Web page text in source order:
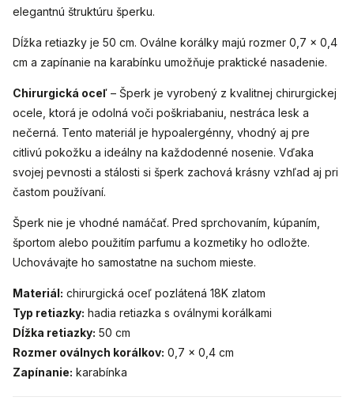
elegantnú štruktúru šperku.
Dĺžka retiazky je 50 cm. Oválne korálky majú rozmer 0,7 × 0,4
cm a zapínanie na karabínku umožňuje praktické nasadenie.
Chirurgická oceľ – Šperk je vyrobený z kvalitnej chirurgickej
ocele, ktorá je odolná voči poškriabaniu, nestráca lesk a
nečerná. Tento materiál je hypoalergénny, vhodný aj pre
citlivú pokožku a ideálny na každodenné nosenie. Vďaka
svojej pevnosti a stálosti si šperk zachová krásny vzhľad aj pri
častom používaní.
Šperk nie je vhodné namáčať. Pred sprchovaním, kúpaním,
športom alebo použitím parfumu a kozmetiky ho odložte.
Uchovávajte ho samostatne na suchom mieste.
Materiál: chirurgická oceľ pozlátená 18K zlatom
Typ retiazky: hadia retiazka s oválnymi korálkami
Dĺžka retiazky: 50 cm
Rozmer oválnych korálkov: 0,7 × 0,4 cm
Zapínanie: karabínka